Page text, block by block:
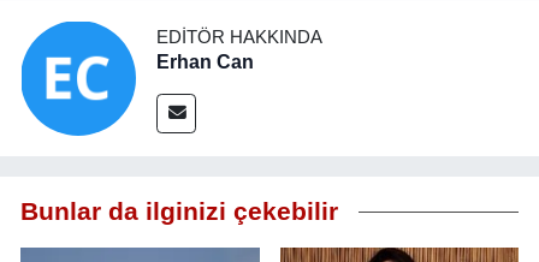
EDITÖR HAKKINDA
Erhan Can
Bunlar da ilginizi çekebilir